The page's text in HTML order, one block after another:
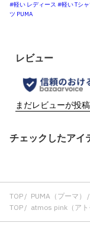
#軽い レディース #軽い Tシ
ツ PUMA
チェックしたアイ
TOP PUMA（プーマ）
TOP
atmos pink（アト